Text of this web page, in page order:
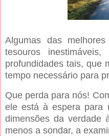
Algumas das
tesouros
profundida­des tais, que
tempo necessário para
Que per­da para nós!
ele está à espera para
dimen­sões da verdade
menos a sondar, a